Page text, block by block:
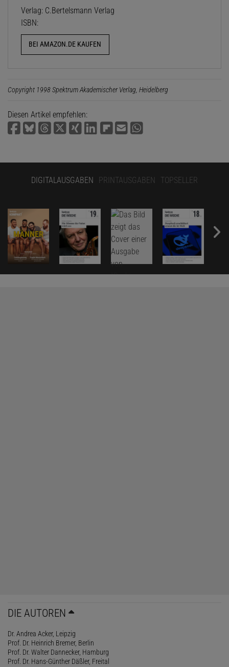
Verlag: C.Bertelsmann Verlag
ISBN:
BEI AMAZON.DE KAUFEN
Copyright 1998 Spektrum Akademischer Verlag, Heidelberg
Diesen Artikel empfehlen:
DIGITALAUSGABEN PRINTAUSGABEN TOPSELLER
DIE AUTOREN
Dr. Andrea Acker, Leipzig
Prof. Dr. Heinrich Bremer, Berlin
Prof. Dr. Walter Dannecker, Hamburg
Prof. Dr. Hans-Günther Däßler, Freital